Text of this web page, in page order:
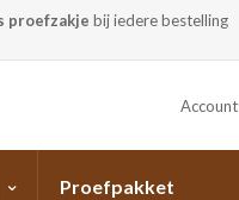
proefzakje bij iedere bestelling
Account
Proefpakket